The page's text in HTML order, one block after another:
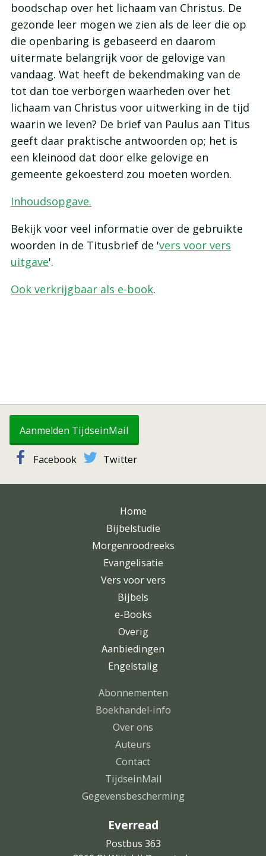
boodschap over het lichaam van Christus. De
gezonde leer mogen we zien als de leer die op
die openbaring is gebaseerd en daarom
uitermate belangrijk voor de gelovige van
vandaag. Wat heeft de bekendmaking van de
tot dan toe verborgen waarheden over het
lichaam van Christus voor uitwerking in de tijd
waarin we leven? De brief van Paulus aan Titus
geeft daar praktische antwoorden op; het is
een kleinood dat door elke gelovige en
gemeente gekoesterd zou moeten worden.
Inhoudsopgave.
Bekijk voor veel informatie over de gebruikte
woorden in de Titusbrief de 'vers voor vers
uitgave'.
Ook verkrijgbaar als e-book.
Aanmelden TijdseinMail
Facebook Twitter
Home
Bijbelstudie
Morgenroodreeks
Evangelisatie
Vers voor vers
Bijbels
e-Books
Overig
Aanbiedingen
Engelstalig
Abonnementen
Boekhandel-info
Over ons
Auteurs
Contact
TijdseinMail
Gegevensbescherming
Everread
Postbus 363